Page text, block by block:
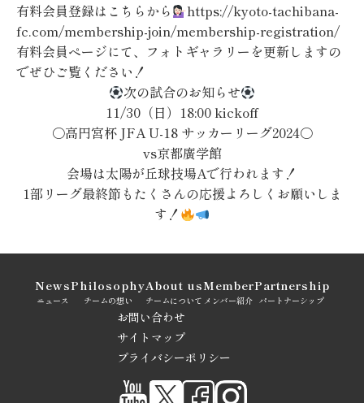
有料会員登録はこちらから
https://kyoto-tachibana-
fc.com/membership-join/membership-registration/
有料会員ページにて、フォトギャラリーを更新しますの
でぜひご覧ください！
次の試合のお知らせ
11/30（日）18:00 kickoff
〇高円宮杯 JFA U-18 サッカーリーグ2024〇
vs京都廣学館
会場は太陽が丘球技場Aで行われます！
1部リーグ最終節もたくさんの応援よろしくお願いしま
す！
ニュース
News
チームの想い
Philosophy
チームについて
About us
メンバー紹介
Member
パートナーシップ
Partnership
お問い合わせ
サイトマップ
プライバシーポリシー